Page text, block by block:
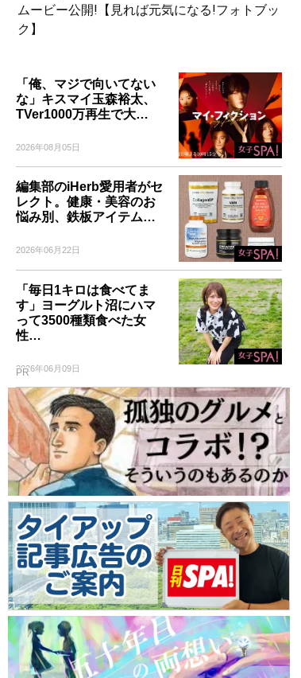
ムービー公開!【見れば元気になる!フォトブッ
ク】
「俺、マジで向いてない
な」キスマイ玉森裕太、
TVer1000万再生で大…
2026年08月05日
編集部のiHerb愛用者がセ
レクト。健康・美容のお
悩み別、鉄板アイテム…
2026年06月22日
「毎日1キロは食べてま
す」ヨーグルト沼にハマ
って3500種類食べた女
性…
2026年06月09日
PR